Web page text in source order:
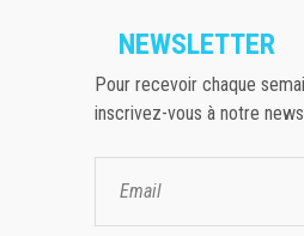
NEWSLETTER
Pour recevoir chaque
inscrivez-vous à notre